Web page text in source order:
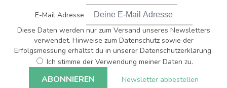
E-Mail Adresse
Diese Daten werden nur zum Versand unseres Newsletters
verwendet. Hinweise zum Datenschutz sowie der
Erfolgsmessung erhältst du in unserer Datenschutzerklärung.
Ich stimme der Verwendung meiner Daten zu.
Newsletter abbestellen